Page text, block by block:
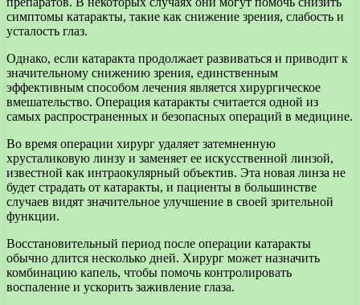
симптомы катаракты, такие как снижение зрения, слабость и
усталость глаз.
Однако, если катаракта продолжает развиваться и приводит к
значительному снижению зрения, единственным
эффективным способом лечения является хирургическое
вмешательство. Операция катаракты считается одной из
самых распространенных и безопасных операций в медицине.
Во время операции хирург удаляет затемненную
хрусталиковую линзу и заменяет ее искусственной линзой,
известной как интраокулярный объектив. Эта новая линза не
будет страдать от катаракты, и пациенты в большинстве
случаев видят значительное улучшение в своей зрительной
функции.
Восстановительный период после операции катаракты
обычно длится несколько дней. Хирург может назначить
комбинацию капель, чтобы помочь контролировать
воспаление и ускорить заживление глаза.